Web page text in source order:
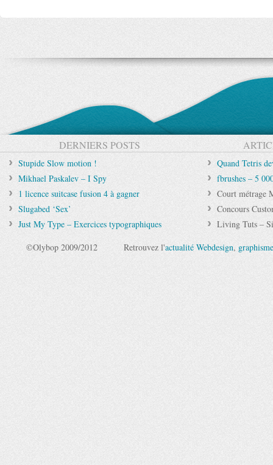
DERNIERS POSTS
Stupide Slow motion !
Mikhael Paskalev – I Spy
1 licence suitcase fusion 4 à gagner
Slugabed ‘Sex’
Just My Type – Exercices typographiques
Quand Tetris
fbrushes – 5
Court métrage
Concours
Living Tuts –
©Olybop 2009/2012
Retrouvez l'actualité Webdesign, graphisme